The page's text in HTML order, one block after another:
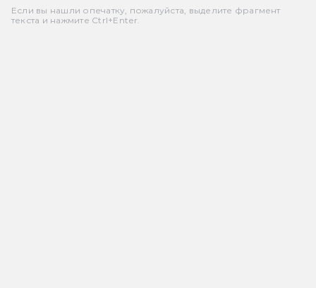
Если вы нашли опечатку, пожалуйста, выделите фрагмент
текста и нажмите Ctrl+Enter.